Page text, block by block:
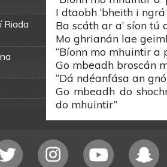
I dtaobh ‘bheith i
Ba scáth ar a’ síon
Mo ghrianán lae
“Bíonn mo mhuintir a
Go mbeadh broscán
“Dá ndéanfása an
Go mbeadh do
do mhuintir”
Riada